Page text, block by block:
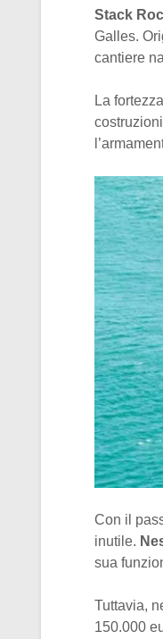
Stack
Galles.
cantiere
La
Con il
inutile.
sua
Tuttavia,
150.000